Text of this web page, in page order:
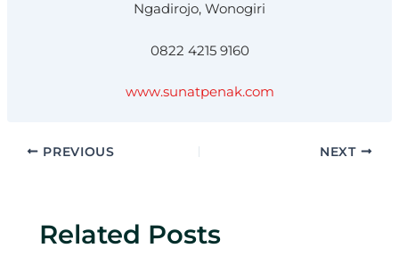
Ngadirojo, Wonogiri
0822 4215 9160
www.sunatpenak.com
PREVIOUS NEXT
Related Posts